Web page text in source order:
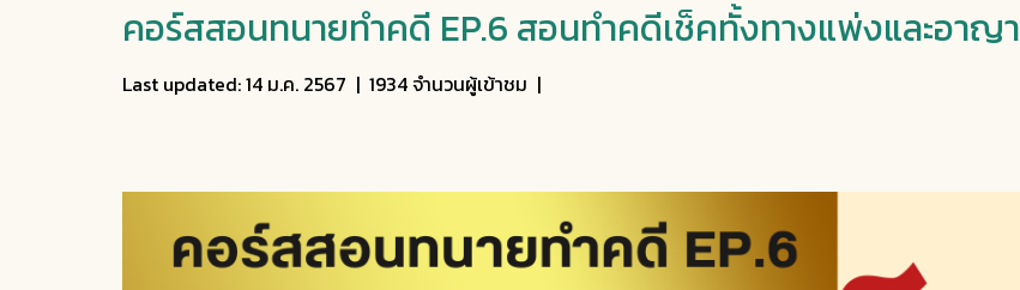
คอร์สสอนทนายทำคดี EP.6 สอนทำคดีเช็คทั้งทางแพ่งและอาญา
Last updated: 14 ม.ค. 2567 | 1934 จำนวนผู้เข้าชม |